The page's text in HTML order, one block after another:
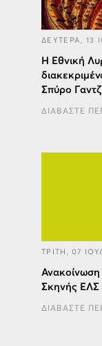
ΔΕΥΤΕΡΑ, 13
Η Εθνική
Σπύρο
ΔΙΑΒΑΣΤΕ
ΤΡΙΤΗ, 07
Ανακοίνωση
Σκηνής ΕΛΣ
ΔΙΑΒΑΣΤΕ